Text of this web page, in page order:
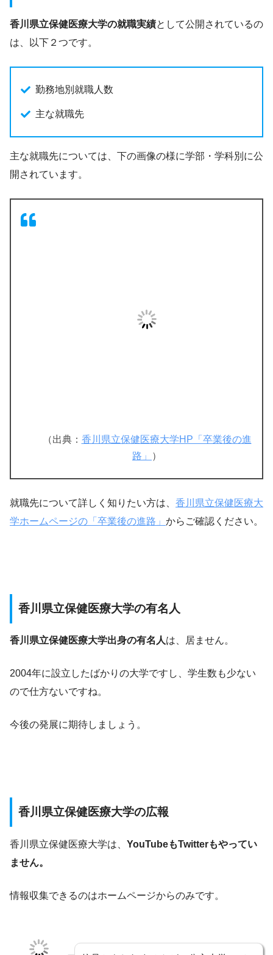
香川県立保健医療大学の就職実績として公開されているの
は、以下２つです。
勤務地別就職人数
主な就職先
主な就職先については、下の画像の様に学部・学科別に公
開されています。
（出典： 香川県立保健医療大学HP「卒業後の進
路」
）
就職先について詳しく知りたい方は、 香川県立保健医療大
学ホームページの「卒業後の進路」 からご確認ください。
香川県立保健医療大学の有名人
香川県立保健医療大学出身の有名人は、居ません。
2004年に設立したばかりの大学ですし、学生数も少ない
ので仕方ないですね。
今後の発展に期待しましょう。
香川県立保健医療大学の広報
香川県立保健医療大学は、 YouTubeもTwitterもやってい
ません。
情報収集できるのはホームページからのみです。